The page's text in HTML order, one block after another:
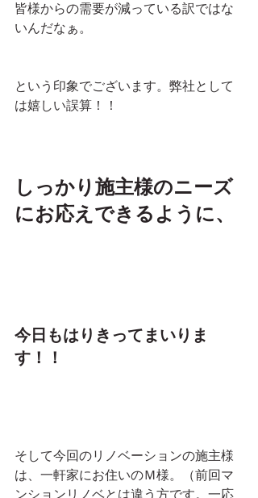
皆様からの需要が減っている訳ではな
いんだなぁ。
という印象でございます。弊社として
は嬉しい誤算！！
しっかり施主様のニーズ
にお応えできるように、
今日もはりきってまいりま
す！！
そして今回のリノベーションの施主様
は、一軒家にお住いのＭ様。（前回マ
ンションリノベとは違う方です。一応